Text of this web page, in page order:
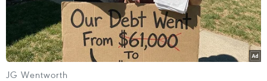
Ngôn ngữ
TTXVN
Dịch vụ tin
Quảng cáo
Liên hệ
JG Wentworth